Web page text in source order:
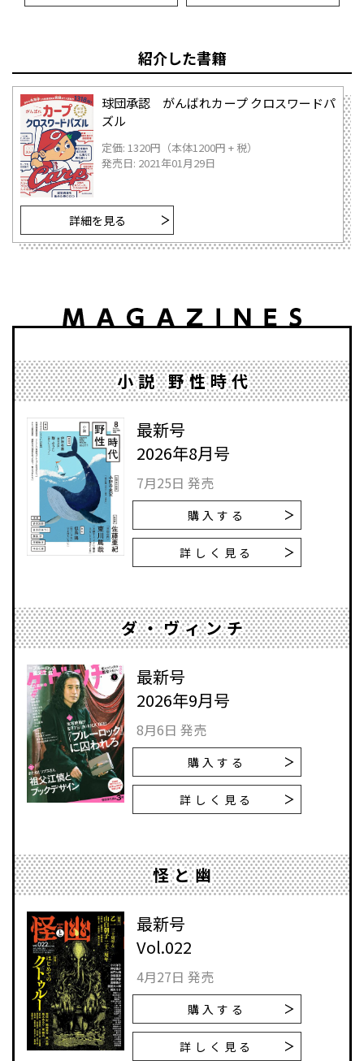
紹介した書籍
球団承認 がんばれカープ クロスワードパ
ズル
定価: 1320円（本体1200円 + 税）
発売日: 2021年01月29日
詳細を見る
小説 野性時代
最新号
2026年8月号
7月25日 発売
購入する
詳しく見る
ダ・ヴィンチ
最新号
2026年9月号
8月6日 発売
購入する
詳しく見る
怪と幽
最新号
Vol.022
4月27日 発売
購入する
詳しく見る